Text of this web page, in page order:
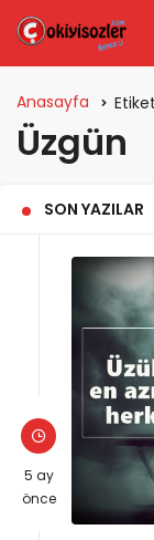
Anasayfa
Üzgün
SON YAZILAR
5 ay
önce